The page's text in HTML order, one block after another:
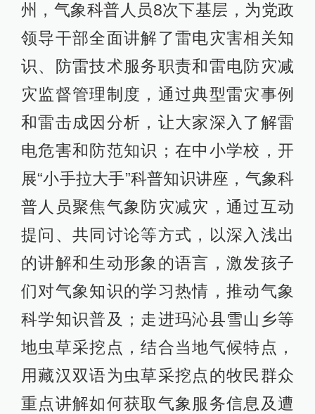
州，气象科普人员8次下基层，为党政
领导干部全面讲解了雷电灾害相关知
识、防雷技术服务职责和雷电防灾减
灾监督管理制度，通过典型雷灾事例
和雷击成因分析，让大家深入了解雷
电危害和防范知识；在中小学校，开
展“小手拉大手”科普知识讲座，气象科
普人员聚焦气象防灾减灾，通过互动
提问、共同讨论等方式，以深入浅出
的讲解和生动形象的语言，激发孩子
们对气象知识的学习热情，推动气象
科学知识普及；走进玛沁县雪山乡等
地虫草采挖点，结合当地气候特点，
用藏汉双语为虫草采挖点的牧民群众
重点讲解如何获取气象服务信息及遭